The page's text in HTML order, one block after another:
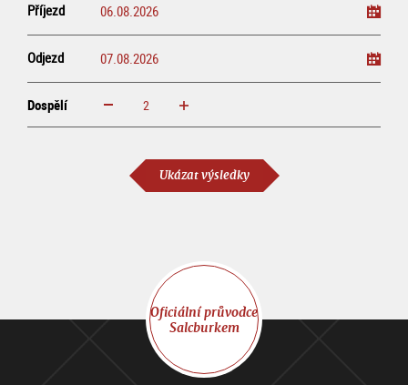
Příjezd
Odjezd
Dospělí increase reduce
Ukázat výsledky
Oficiální průvodce
Salcburkem